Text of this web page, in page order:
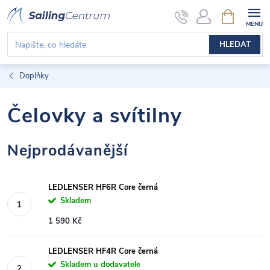
Přejít
na
obsah
HLEDAT
NÁKUPNÍ
KOŠÍK
Doplňky
Čelovky a svítilny
Nejprodávanější
LEDLENSER HF6R Core černá
Skladem
1 590 Kč
LEDLENSER HF4R Core černá
Skladem u dodavatele